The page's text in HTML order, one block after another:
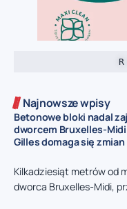
Najnowsze wpisy
Betonowe bloki nadal
dworcem Bruxelles-
Gilles domaga się zmian
Kilkadziesiąt metrów od
dworca Bruxelles-Midi,